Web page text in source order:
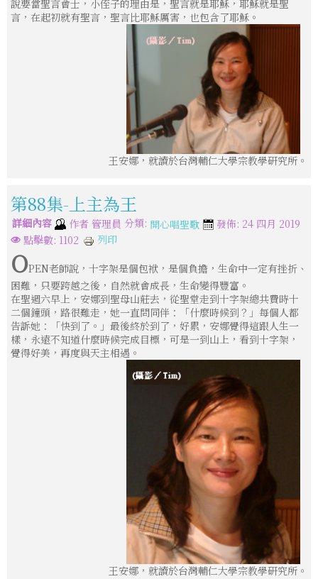
說要當聖言會士，小侄子的理由是，聖言就是耶穌，耶穌就是聖
言，在起初就有聖言，聖言比耶穌厲害，也包含了耶穌。
王安娜，就讀於台灣輔仁大學宗教學研究所。
第88集-上主為王
詳細內容 作者 管理員 分類: 開心唱聖歌
發佈: 24 四月 2019
點擊數: 1102
列印
OPEN老師說，十字架是個包袱，是個負擔，生命中一定有挫折、
困難，只要跨越之後，自然就會成長，生命變得豐富。
在聖週六早上，安娜到聖母山莊去，從聖堂走到十字架總共費時十
二個鐘頭，路很難走，她一直問同伴：「什麼時候到？」每個人都
告訴她：「快到了。」最後終於到了，好累，安娜覺得這跟人生一
樣，永遠不知道什麼時候完成目標，可是一到山上，看到十字架，
覺得好美，再度與天主相遇。
王安娜，就讀於台灣輔仁大學宗教學研究所。